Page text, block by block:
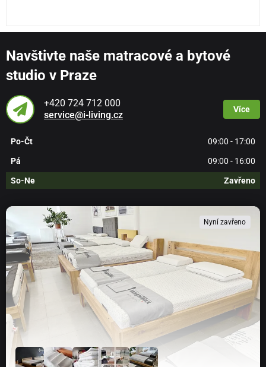
Navštivte naše matracové a bytové
studio v Praze
+420 724 712 000
service@i-living.cz
Více
Po-Čt 09:00 - 17:00
Pá 09:00 - 16:00
So-Ne Zavřeno
Nyní zavřeno